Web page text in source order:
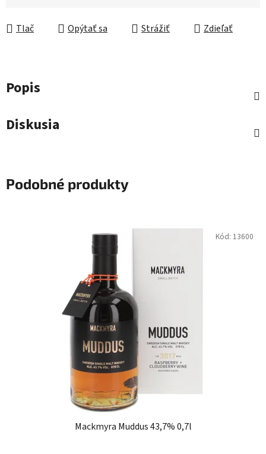
Tlač
Opýtať sa Strážiť Zdieľať
Popis
Diskusia
Podobné produkty
Mackmyra Muddus 43,7% 0,7l
Kód: 13600